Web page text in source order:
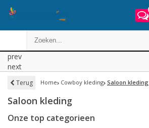
prev
next
Terug Home Cowboy kleding Saloon kleding
Saloon kleding
Onze top categorieen